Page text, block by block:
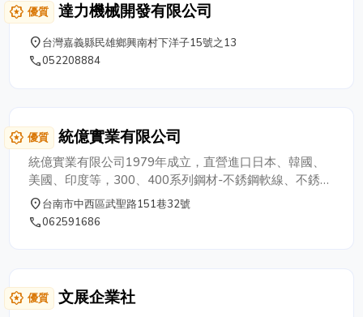
award_star 優質 達力機械開發有限公司
place台灣嘉義縣民雄鄉興南村下洋子15號之13
phone052208884
award_star 優質 統億實業有限公司
統億實業有限公司1979年成立，直營進口日本、韓國、
美國、印度等，300、400系列鋼材-不銹鋼軟線、不銹鋼
半硬線、不銹鋼硬線、彈簧線、不鏽鋼條、不鏽鋼快削
條、不鏽鋼圓棒、不鏽鋼板、不鏽鋼釘、可依客戶需求，
place台南市中西區武聖路151巷32號
phone062591686
award_star 優質 文展企業社